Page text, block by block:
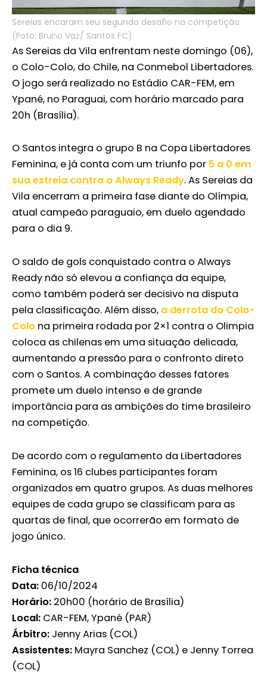
Sereias encaram seu segundo desafio na competição
(Foto: Bruno Vaz/ Santos FC)
As Sereias da Vila enfrentam neste domingo (06),
o Colo-Colo, do Chile, na Conmebol Libertadores.
O jogo será realizado no Estádio CAR-FEM, em
Ypané, no Paraguai, com horário marcado para
20h (Brasília).
O Santos integra o grupo B na Copa Libertadores
Feminina, e já conta com um triunfo por 5 a 0 em
sua estreia contra o Always Ready. As Sereias da
Vila encerram a primeira fase diante do Olímpia,
atual campeão paraguaio, em duelo agendado
para o dia 9.
O saldo de gols conquistado contra o Always
Ready não só elevou a confiança da equipe,
como também poderá ser decisivo na disputa
pela classificação. Além disso, a derrota do Colo-
Colo na primeira rodada por 2×1 contra o Olimpia
coloca as chilenas em uma situação delicada,
aumentando a pressão para o confronto direto
com o Santos. A combinação desses fatores
promete um duelo intenso e de grande
importância para as ambições do time brasileiro
na competição.
De acordo com o regulamento da Libertadores
Feminina, os 16 clubes participantes foram
organizados em quatro grupos. As duas melhores
equipes de cada grupo se classificam para as
quartas de final, que ocorrerão em formato de
jogo único.
Ficha técnica
Data: 06/10/2024
Horário: 20h00 (horário de Brasília)
Local: CAR-FEM, Ypané (PAR)
Árbitro: Jenny Arias (COL)
Assistentes: Mayra Sanchez (COL) e Jenny Torrea
(COL)